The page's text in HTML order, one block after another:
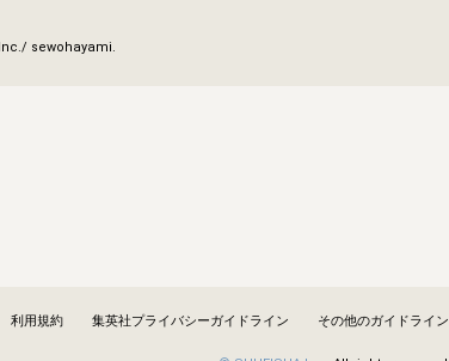
sewohayami.
利用規約 集英社プライバシーガイドライン その他のガイドライン